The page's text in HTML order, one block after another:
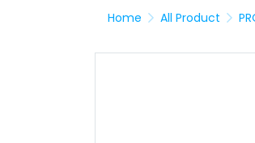
Home All Product